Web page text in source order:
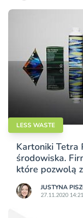
LESS WASTE
Kartoniki Tetra
środowiska.
które pozwolą
JUSTYNA
27.11.2020 14:21